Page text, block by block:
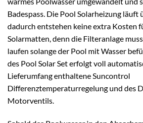
Badespass. Die Pool Solarheizung läuft
dadurch entstehen keine extra Kosten
Solarmatten, denn die Filteranlage
laufen solange der Pool mit Wasser
des Pool Solar Set erfolgt voll
Lieferumfang enthaltene Suncontrol
Differenztemperaturregelung und des
Motorventils.